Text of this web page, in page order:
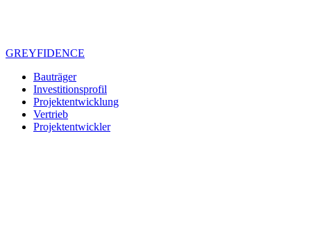
GREYFIDENCE
Bauträger
Investitionsprofil
Projektentwicklung
Vertrieb
Projektentwickler